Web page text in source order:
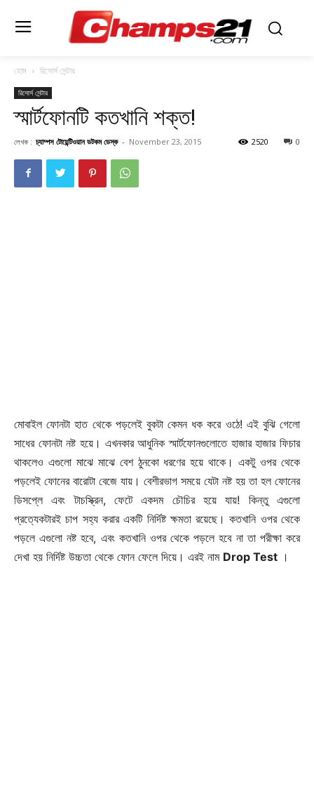
হোম রিসোর্স সেন্টার
রিসোর্স সেন্টার
স্মার্টফোনটি কতখানি শক্ত!
লেখক : চ্যাম্পস টোয়েন্টিওয়ান ডটকম ডেস্ক - November 23, 2015 0
2520
মোবাইল ফোনটা হাত থেকে পড়লেই বুকটা কেমন ধক করে ওঠে! এই বুঝি গেলো
সাধের ফোনটা নষ্ট হয়ে। এখনকার আধুনিক স্মার্টফোনগুলোতে হাজার হাজার ফিচার
থাকলেও এগুলো মাঝে মাঝে বেশ ঠুনকো ধরণের হয়ে থাকে। একটু ওপর থেকে
পড়লেই ফোনের বারোটা বেজে যায়। বেশীরভাগ সময়ে যেটা নষ্ট হয় তা হল ফোনের
ডিসপ্লে এবং টাচস্ক্রিন, ফেটে একদম চৌচির হয়ে যায়! কিন্তু এগুলো
প্রত্যেকটারই চাপ সহ্য করার একটি নির্দিষ্ট ক্ষমতা রয়েছে। কতখানি ওপর থেকে
পড়লে এগুলো নষ্ট হবে, এবং কতখানি ওপর থেকে পড়লে হবে না তা পরীক্ষা করে
দেখা হয় নির্দিষ্ট উচ্চতা থেকে ফোন ফেলে দিয়ে। এরই নাম Drop Test ।